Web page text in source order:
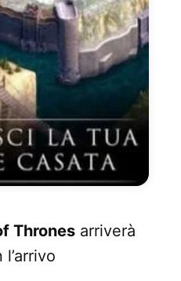
Thrones arriverà